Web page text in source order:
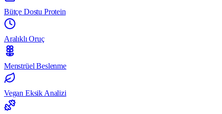
Bütçe Dostu Protein
Aralıklı Oruç
Menstrüel Beslenme
Vegan Eksik Analizi